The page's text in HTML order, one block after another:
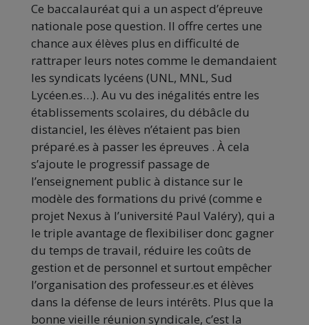
Ce baccalauréat qui a un aspect d’épreuve
nationale pose question. Il offre certes une
chance aux élèves plus en difficulté de
rattraper leurs notes comme le demandaient
les syndicats lycéens (UNL, MNL, Sud
Lycéen.es…). Au vu des inégalités entre les
établissements scolaires, du débâcle du
distanciel, les élèves n’étaient pas bien
préparé.es à passer les épreuves . À cela
s’ajoute le progressif passage de
l’enseignement public à distance sur le
modèle des formations du privé (comme e
projet Nexus à l’université Paul Valéry), qui a
le triple avantage de flexibiliser donc gagner
du temps de travail, réduire les coûts de
gestion et de personnel et surtout empêcher
l’organisation des professeur.es et élèves
dans la défense de leurs intérêts. Plus que la
bonne vieille réunion syndicale, c’est la